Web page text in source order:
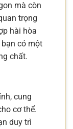
mà còn
trọng
hài hòa
có một
chất.
cung
cơ thể.
duy trì